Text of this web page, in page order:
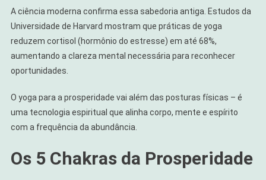
A ciência moderna confirma essa sabedoria antiga. Estudos da
Universidade de Harvard mostram que práticas de yoga
reduzem cortisol (hormônio do estresse) em até 68%,
aumentando a clareza mental necessária para reconhecer
oportunidades.
O yoga para a prosperidade vai além das posturas físicas – é
uma tecnologia espiritual que alinha corpo, mente e espírito
com a frequência da abundância.
Os 5 Chakras da Prosperidade